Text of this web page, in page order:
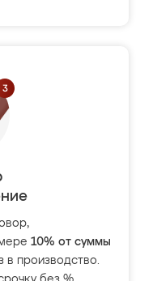
10% от суммы
в производство.